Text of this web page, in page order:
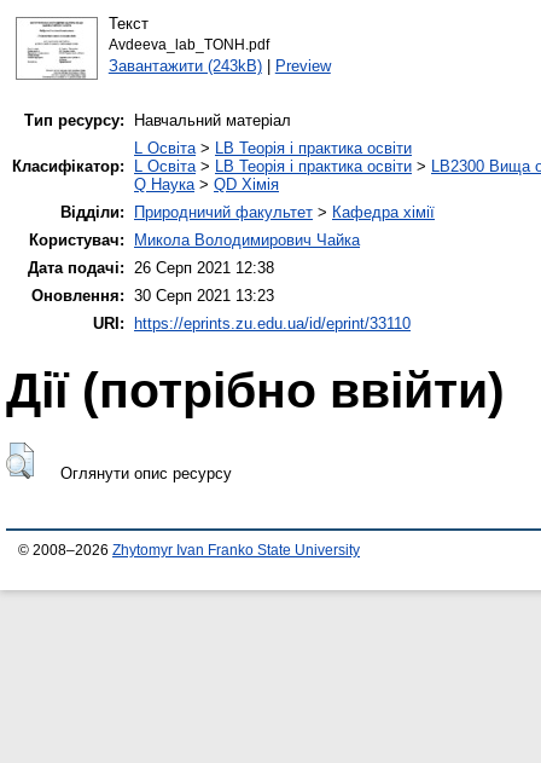
Текст
Avdeeva_lab_TONH.pdf
Завантажити (243kB)| Preview
Тип ресурсу: Навчальний матеріал
Класифікатор:
L Освіта> LB Теорія і практика освіти
L Освіта> LB Теорія і практика освіти > LB2300 Вища
Q Наука> QD Хімія
Відділи:
Природничий факультет > Кафедра хімії
Користувач:
Микола Володимирович Чайка
Дата подачі: 26 Серп 2021 12:38
Оновлення: 30 Серп 2021 13:23
URI:
https://eprints.zu.edu.ua/id/eprint/33110
Дії ​​(потрібно ввійти)
Оглянути опис ресурсу
© 2008–2026 Zhytomyr Ivan Franko State University